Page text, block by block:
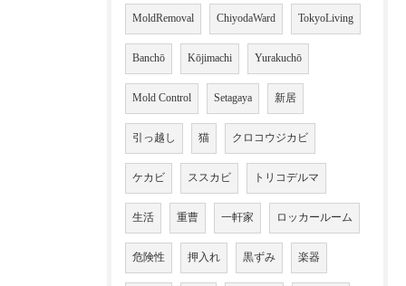
MoldRemoval ChiyodaWard TokyoLiving
Banchō Kōjimachi Yurakuchō
Mold Control Setagaya 新居
引っ越し 猫 クロコウジカビ
ケカビ ススカビ トリコデルマ
生活 重曹 一軒家 ロッカールーム
危険性 押入れ 黒ずみ 楽器